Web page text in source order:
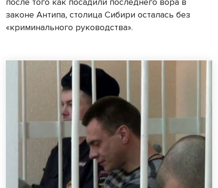
законе Антипа, столица Сибири осталась без
«криминального руководства».